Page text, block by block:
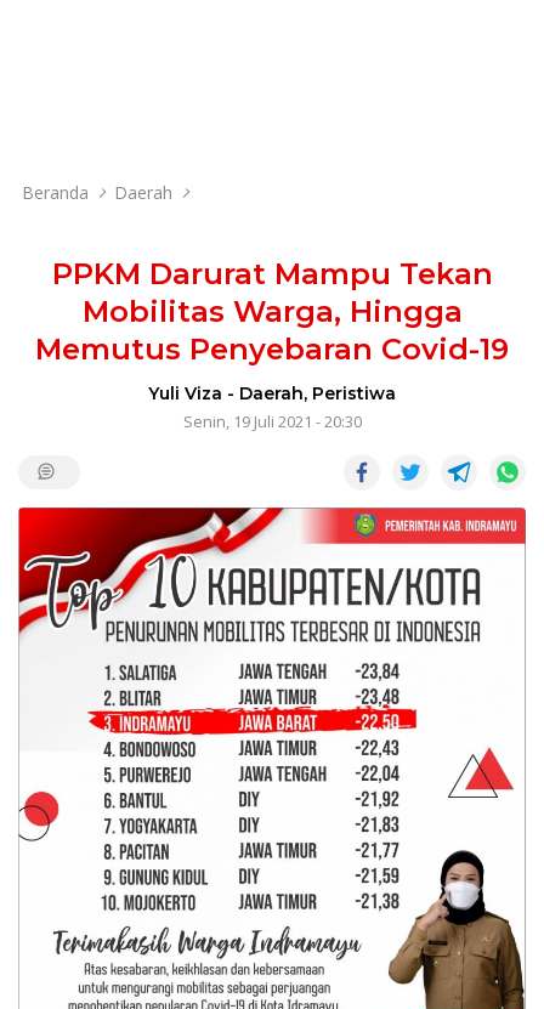
Beranda Daerah
PPKM Darurat Mampu Tekan
Mobilitas Warga, Hingga
Memutus Penyebaran Covid-19
Yuli Viza - Daerah, Peristiwa
Senin, 19 Juli 2021 - 20:30